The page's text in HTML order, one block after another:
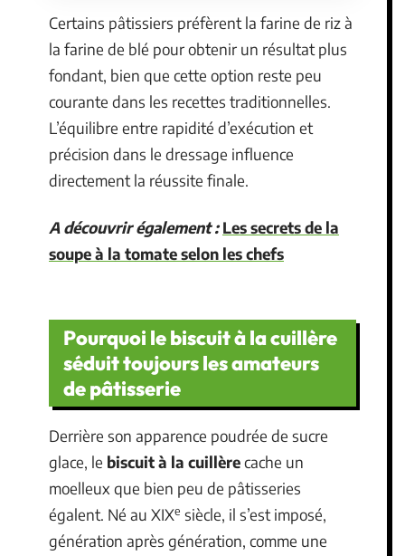
Certains pâtissiers préfèrent la farine de riz à
la farine de blé pour obtenir un résultat plus
fondant, bien que cette option reste peu
courante dans les recettes traditionnelles.
L’équilibre entre rapidité d’exécution et
précision dans le dressage influence
directement la réussite finale.
A découvrir également : Les secrets de la
soupe à la tomate selon les chefs
Pourquoi le biscuit à la cuillère
séduit toujours les amateurs
de pâtisserie
Derrière son apparence poudrée de sucre
glace, le biscuit à la cuillèrecache un
moelleux que bien peu de pâtisseries
égalent. Né au XIXe siècle, il s’est imposé,
génération après génération, comme une